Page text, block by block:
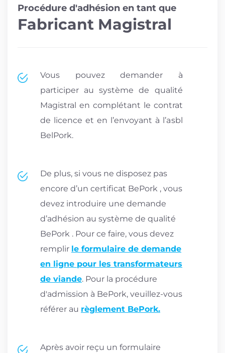
Procédure d'adhésion en tant que
Fabricant Magistral
Vous pouvez demander à
participer au système de qualité
Magistral en complétant le contrat
de licence et en l’envoyant à l’asbl
BelPork.
De plus, si vous ne disposez pas
encore d’un certificat BePork , vous
devez introduire une demande
d’adhésion au système de qualité
BePork . Pour ce faire, vous devez
remplir le formulaire de demande
en ligne pour les transformateurs
de viande. Pour la procédure
d'admission à BePork, veuillez-vous
référer au règlement BePork.
Après avoir reçu un formulaire